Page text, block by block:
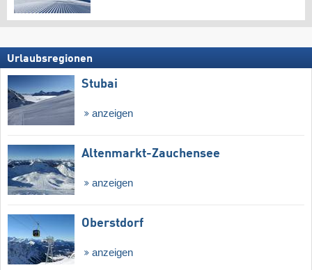
Urlaubsregionen
Stubai
anzeigen
Altenmarkt-Zauchensee
anzeigen
Oberstdorf
anzeigen